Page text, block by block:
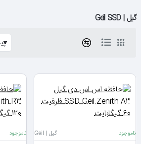
گیل | Geil SSD
ناموجود گیل | Geil ناموجود